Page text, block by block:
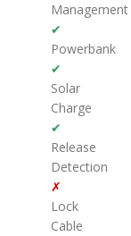
Management
✔
Powerbank
✔
Solar
Charge
✔
Release
Detection
✗
Lock
Cable